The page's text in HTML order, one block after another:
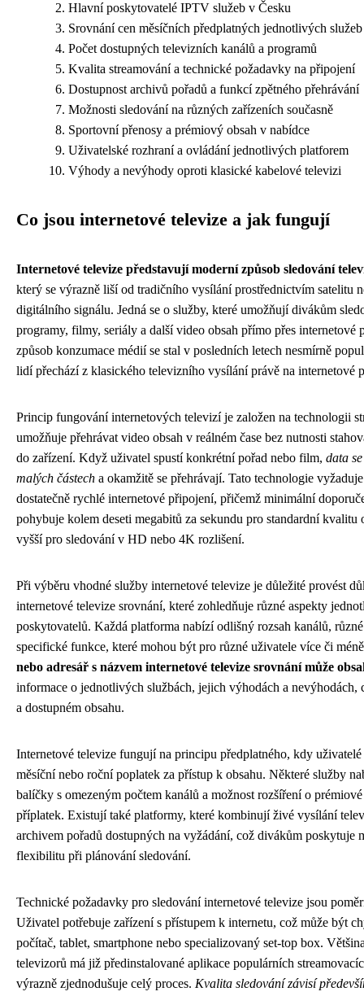
Hlavní poskytovatelé IPTV služeb v Česku
Srovnání cen měsíčních předplatných jednotlivých služeb
Počet dostupných televizních kanálů a programů
Kvalita streamování a technické požadavky na připojení
Dostupnost archivů pořadů a funkcí zpětného přehrávání
Možnosti sledování na různých zařízeních současně
Sportovní přenosy a prémiový obsah v nabídce
Uživatelské rozhraní a ovládání jednotlivých platforem
Výhody a nevýhody oproti klasické kabelové televizi
Co jsou internetové televize a jak fungují
Internetové televize představují moderní způsob sledování
který se výrazně liší od tradičního vysílání prostřednictvím satelitu
digitálního signálu. Jedná se o služby, které umožňují divákům
programy, filmy, seriály a další video obsah přímo přes internetové
způsob konzumace médií se stal v posledních letech nesmírně
lidí přechází z klasického televizního vysílání právě na internetové
Princip fungování internetových televizí je založen na technologii
umožňuje přehrávat video obsah v reálném čase bez nutnosti
do zařízení. Když uživatel spustí konkrétní pořad nebo film, data
malých částech a okamžitě se přehrávají. Tato technologie
dostatečně rychlé internetové připojení, přičemž minimální
pohybuje kolem deseti megabitů za sekundu pro standardní kvalitu
vyšší pro sledování v HD nebo 4K rozlišení.
Při výběru vhodné služby internetové televize je důležité provést
internetové televize srovnání, které zohledňuje různé aspekty
poskytovatelů. Každá platforma nabízí odlišný rozsah kanálů,
specifické funkce, které mohou být pro různé uživatele více či
nebo adresář s názvem internetové televize srovnání může
informace o jednotlivých službách, jejich výhodách a nevýhodách,
a dostupném obsahu.
Internetové televize fungují na principu předplatného, kdy
měsíční nebo roční poplatek za přístup k obsahu. Některé služby
balíčky s omezeným počtem kanálů a možnost rozšíření o
příplatek. Existují také platformy, které kombinují živé vysílání
archivem pořadů dostupných na vyžádání, což divákům poskytuje
flexibilitu při plánování sledování.
Technické požadavky pro sledování internetové televize jsou
Uživatel potřebuje zařízení s přístupem k internetu, což může být
počítač, tablet, smartphone nebo specializovaný set-top box.
televizorů má již předinstalované aplikace populárních
výrazně zjednodušuje celý proces. Kvalita sledování závisí